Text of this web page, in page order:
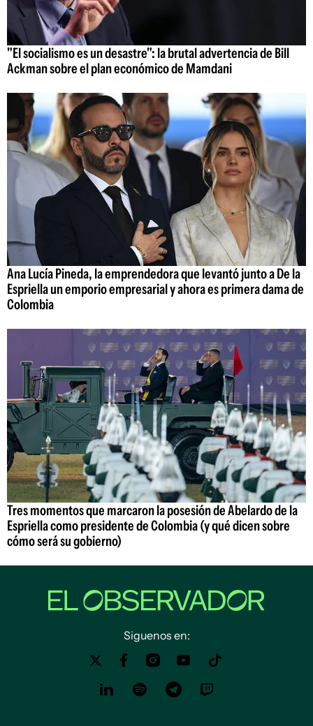
"El socialismo es un desastre": la brutal advertencia de Bill
Ackman sobre el plan económico de Mamdani
Ana Lucía Pineda, la emprendedora que levantó junto a De la
Espriella un emporio empresarial y ahora es primera dama de
Colombia
Tres momentos que marcaron la posesión de Abelardo de la
Espriella como presidente de Colombia (y qué dicen sobre
cómo será su gobierno)
Siguenos en: